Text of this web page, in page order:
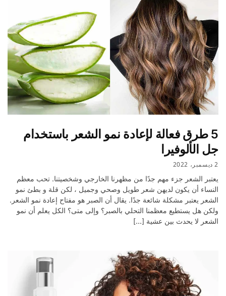
5 طرق فعالة لإعادة نمو الشعر باستخدام
جل الألوفيرا
2 ديسمبر، 2022
يعتبر الشعر جزء مهم جدًا من مظهرنا الخارجي وشخصيتنا. تحب معظم
النساء أن يكون لديهن شعر طويل وصحي وجميل ، لكن قلة و بطئ نمو
الشعر يعتبر مشكلة شائعة جدًا. يقال أن الصبر هو مفتاح إعادة نمو الشعر.
ولكن هل يستطيع معظمنا التحلي بالصبر؟ وإلى متى؟ الكل يعلم أن نمو
الشعر لا يحدث بين عشية […]